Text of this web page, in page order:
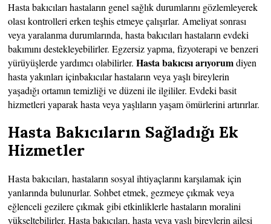
Hasta bakıcıları hastaların genel sağlık durumlarını gözlemleyerek
olası kontrolleri erken teşhis etmeye çalışırlar. Ameliyat sonrası
veya yaralanma durumlarında, hasta bakıcıları hastaların evdeki
bakımını destekleyebilirler. Egzersiz yapma, fizyoterapi ve benzeri
yürüyüşlerde yardımcı olabilirler.Hasta bakıcısı arıyorumdiyen
hasta yakınları içinbakıcılar hastaların veya yaşlı bireylerin
yaşadığı ortamın temizliği ve düzeni ile ilgililer. Evdeki basit
hizmetleri yaparak hasta veya yaşlıların yaşam ömürlerini artırırlar.
Hasta Bakıcıların Sağladığı Ek
Hizmetler
Hasta bakıcıları, hastaların sosyal ihtiyaçlarını karşılamak için
yanlarında bulunurlar. Sohbet etmek, gezmeye çıkmak veya
eğlenceli gezilere çıkmak gibi etkinliklerle hastaların moralini
yükseltebilirler. Hasta bakıcıları, hasta veya yaşlı bireylerin ailesi